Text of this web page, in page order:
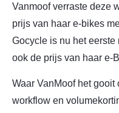
Vanmoof verraste deze
prijs van haar e-bikes
Gocycle is nu het
ook de prijs van haar e-
Waar VanMoof het
workflow en